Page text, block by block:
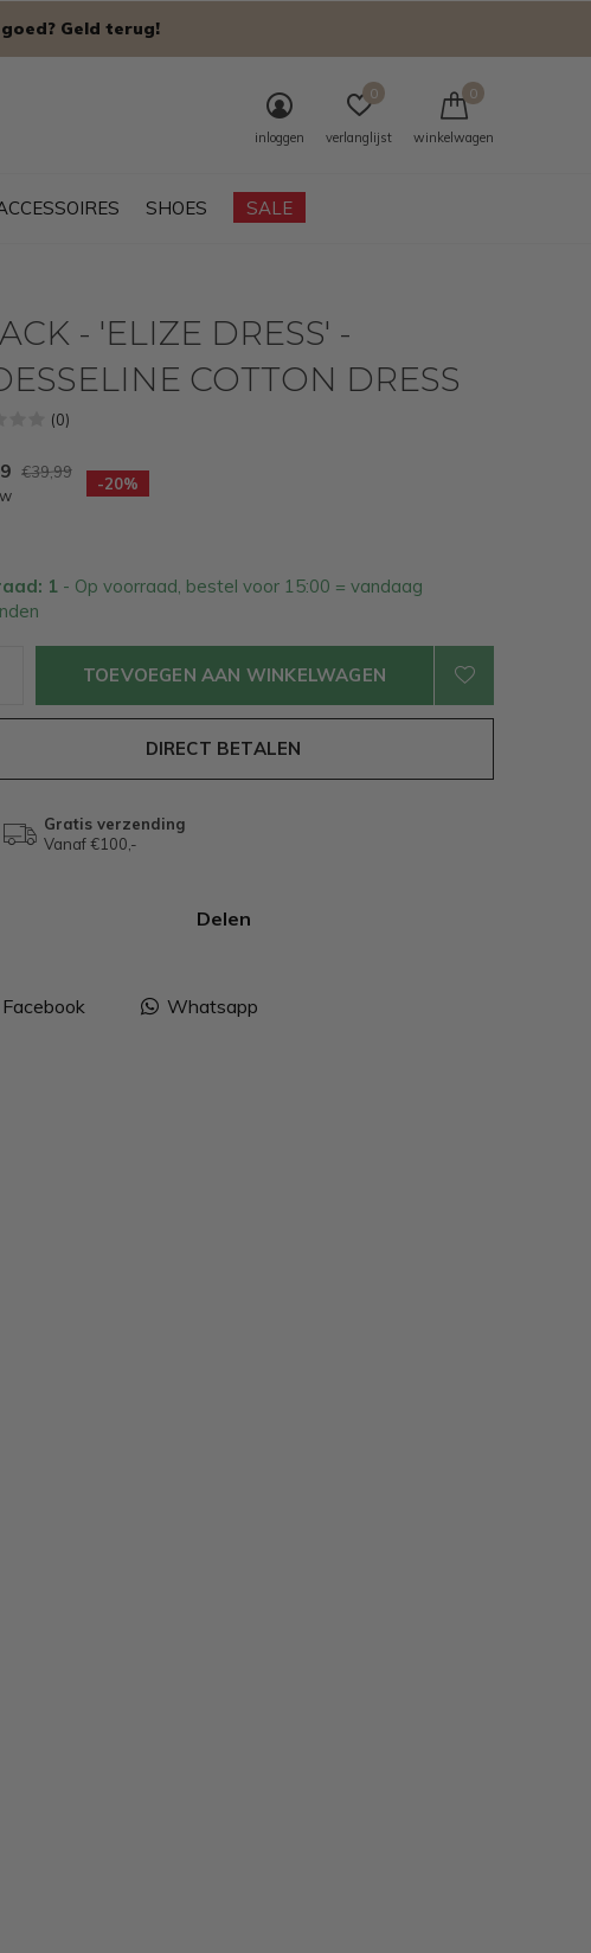
SHOES SALE
inloggen verlanglijst
0
winkelwagen
0
Geld terug!
- 'ELIZE DRESS' -
COTTON DRESS
(0)
€39,99
-20%
1 - Op voorraad, bestel voor 15:00 = vandaag
TOEVOEGEN AAN WINKELWAGEN
DIRECT BETALEN
Gratis verzending
Vanaf €100,-
Delen
Facebook Whatsapp